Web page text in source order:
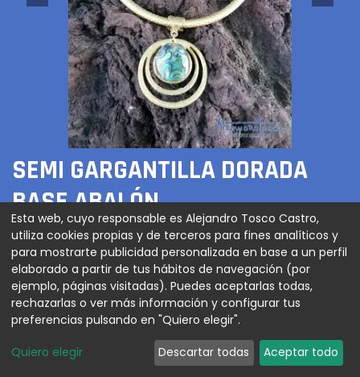
SEMI GARGANTILLA DORADA
BASE ABALÓN
120,00€
AGREGAR AL CARRITO
Esta web, cuyo responsable es Alejandro Tosco Castro,
utiliza cookies propias y de terceros para fines analíticos y
para mostrarte publicidad personalizada en base a un perfil
elaborado a partir de tus hábitos de navegación (por
ejemplo, páginas visitadas). Puedes aceptarlas todas,
rechazarlas o ver más información y configurar tus
preferencias pulsando en "Quiero elegir".
Quiero elegir Descartar todas Aceptar todo